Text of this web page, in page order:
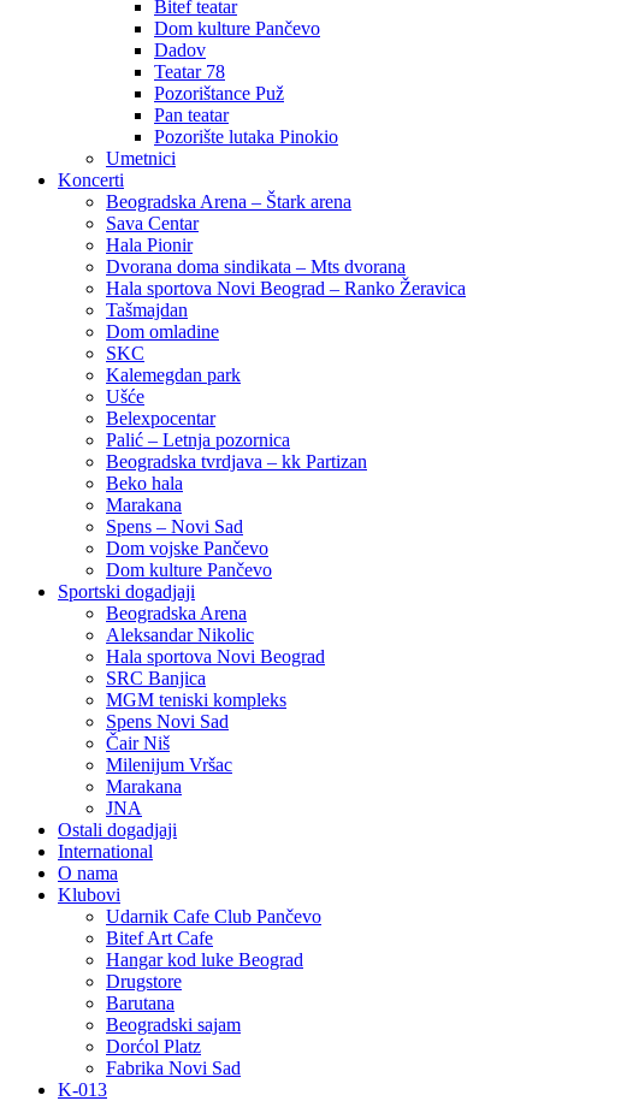
Bitef teatar
Dom kulture Pančevo
Dadov
Teatar 78
Pozorištance Puž
Pan teatar
Pozorište lutaka Pinokio
Umetnici
Koncerti
Beogradska Arena – Štark arena
Sava Centar
Hala Pionir
Dvorana doma sindikata – Mts dvorana
Hala sportova Novi Beograd – Ranko Žeravica
Tašmajdan
Dom omladine
SKC
Kalemegdan park
Ušće
Belexpocentar
Palić – Letnja pozornica
Beogradska tvrdjava – kk Partizan
Beko hala
Marakana
Spens – Novi Sad
Dom vojske Pančevo
Dom kulture Pančevo
Sportski dogadjaji
Beogradska Arena
Aleksandar Nikolic
Hala sportova Novi Beograd
SRC Banjica
MGM teniski kompleks
Spens Novi Sad
Čair Niš
Milenijum Vršac
Marakana
JNA
Ostali dogadjaji
International
O nama
Klubovi
Udarnik Cafe Club Pančevo
Bitef Art Cafe
Hangar kod luke Beograd
Drugstore
Barutana
Beogradski sajam
Dorćol Platz
Fabrika Novi Sad
K-013